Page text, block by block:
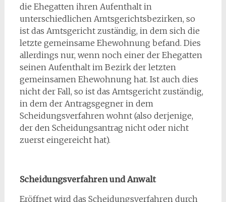
die Ehegatten ihren Aufenthalt in
unterschiedlichen Amtsgerichtsbezirken, so
ist das Amtsgericht zuständig, in dem sich die
letzte gemeinsame Ehewohnung befand. Dies
allerdings nur, wenn noch einer der Ehegatten
seinen Aufenthalt im Bezirk der letzten
gemeinsamen Ehewohnung hat. Ist auch dies
nicht der Fall, so ist das Amtsgericht zuständig,
in dem der Antragsgegner in dem
Scheidungsverfahren wohnt (also derjenige,
der den Scheidungsantrag nicht oder nicht
zuerst eingereicht hat).
Scheidungsverfahren und Anwalt
Eröffnet wird das Scheidungsverfahren durch